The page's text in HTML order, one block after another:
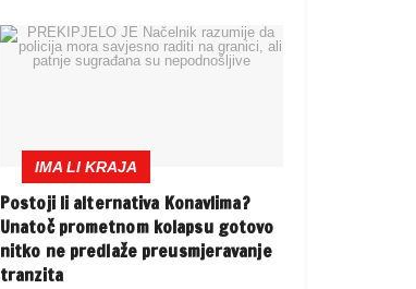
IMA LI KRAJA
Postoji li alternativa Konavlima?
Unatoč prometnom kolapsu gotovo
nitko ne predlaže preusmjeravanje
tranzita